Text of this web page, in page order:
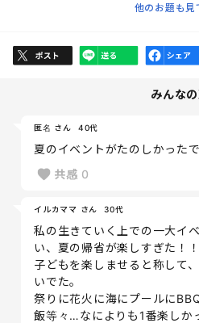
他のお題も見
みんな
匿名 さん 40代
夏のイベントがたのしかったで
共感 0
イルカママ さん 30代
私の生きていく上での一大イ
い、夏の帰省が楽しすぎた！！
子どもを楽しませると称して
いでた。
祭りに花火に海にプールに
飯等々…なによりも1番楽しか